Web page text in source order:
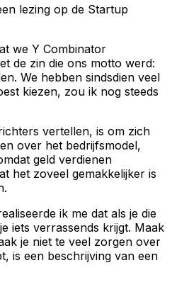
lezing op de Startup
we Y Combinator
de zin die ons motto werd:
We hebben sindsdien veel
kiezen, zou ik nog steeds
vertellen, is om zich
over het bedrijfsmodel,
geld verdienen
het zoveel gemakkelijker is
ik me dat als je die
iets verrassends krijgt. Maak
je niet te veel zorgen over
is een beschrijving van een